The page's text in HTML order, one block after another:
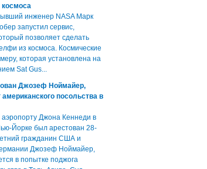
инженер NASA Марк
запустил сервис,
позволяет сделать
из космоса. Космические
которая установлена на
Sat Gus...
Джозеф Ноймайер,
посольства в
аэропорту Джона Кеннеди в
Йорке был арестован 28-
гражданин США и
Джозеф Ноймайер,
в попытке поджога